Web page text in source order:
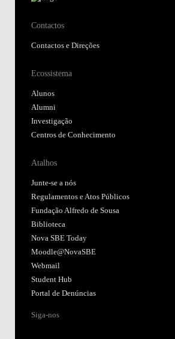
Contactos
Contactos e Direções
Ecossistema
Alunos
Alumni
Investigação
Centros de Conhecimento
Atalhos
Junte-se a nós
Regulamentos e Atos Públicos
Fundação Alfredo de Sousa
Biblioteca
Nova SBE Today
Moodle@NovaSBE
Webmail
Student Hub
Portal de Denúncias
Siga-nos